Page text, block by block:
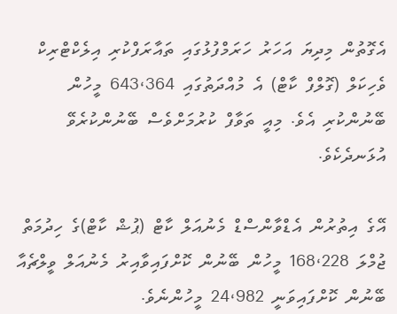
އެގޮތުން މިދިޔަ އަހަރު ހަރަމްފުޅުގައި ތައާރަފްކުރި އިލެކްޓްރިކް
ވެހިކަލް (ގޮލްފް ކާޓް) އެ މުއްދަތުގައި 643،364 މީހުން
ބޭނުންކުރި އެވެ. މިއީ ތަވާފް ކުރުމަށްވެސް ބޭނުންކުރެވޭ
އުޅަނދެކެވެ.
އޭގެ އިތުރުން އެޑްވާންސްޑް މެނުއަލް ކާޓް (ޕުޝް ކާޓް)ގެ ހިދުމަތް
ޖުމްލަ 168،228 މީހުން ބޭނުން ކޮށްފައިވާއިރު މެނުއަލް ވީލްޗެއާ
ބޭނުން ކޮށްފައިވަނީ 24،982 މީހުންނެވެ.